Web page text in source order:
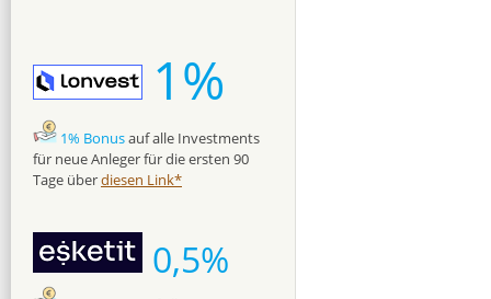
1%
1% Bonusauf alle Investments
für neue Anleger für die ersten 90
Tage überdiesen Link*
0,5%